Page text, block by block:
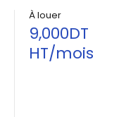
À louer
9,000DT
HT/mois